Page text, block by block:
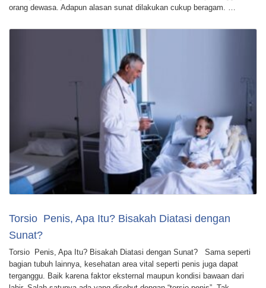
orang dewasa. Adapun alasan sunat dilakukan cukup beragam. …
Torsio Penis, Apa Itu? Bisakah Diatasi dengan
Sunat?
Torsio Penis, Apa Itu? Bisakah Diatasi dengan Sunat? Sama seperti
bagian tubuh lainnya, kesehatan area vital seperti penis juga dapat
terganggu. Baik karena faktor eksternal maupun kondisi bawaan dari